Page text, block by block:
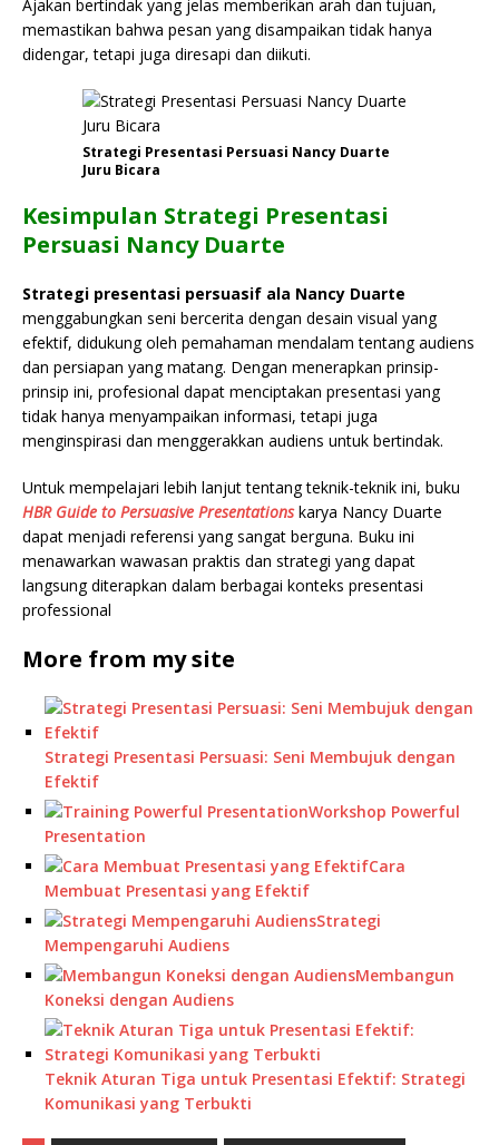
Ajakan bertindak yang jelas memberikan arah dan tujuan,
memastikan bahwa pesan yang disampaikan tidak hanya
didengar, tetapi juga diresapi dan diikuti.
Strategi Presentasi Persuasi Nancy Duarte
Juru Bicara
Kesimpulan Strategi Presentasi
Persuasi Nancy Duarte
Strategi presentasi persuasif ala Nancy Duarte
menggabungkan seni bercerita dengan desain visual yang
efektif, didukung oleh pemahaman mendalam tentang audiens
dan persiapan yang matang. Dengan menerapkan prinsip-
prinsip ini, profesional dapat menciptakan presentasi yang
tidak hanya menyampaikan informasi, tetapi juga
menginspirasi dan menggerakkan audiens untuk bertindak.
Untuk mempelajari lebih lanjut tentang teknik-teknik ini, buku
HBR Guide to Persuasive Presentationskarya Nancy Duarte
dapat menjadi referensi yang sangat berguna. Buku ini
menawarkan wawasan praktis dan strategi yang dapat
langsung diterapkan dalam berbagai konteks presentasi
professional
More from my site
Strategi Presentasi Persuasi: Seni Membujuk dengan
Efektif
Workshop Powerful
Presentation
Cara
Membuat Presentasi yang Efektif
Strategi
Mempengaruhi Audiens
Membangun
Koneksi dengan Audiens
Teknik Aturan Tiga untuk Presentasi Efektif: Strategi
Komunikasi yang Terbukti